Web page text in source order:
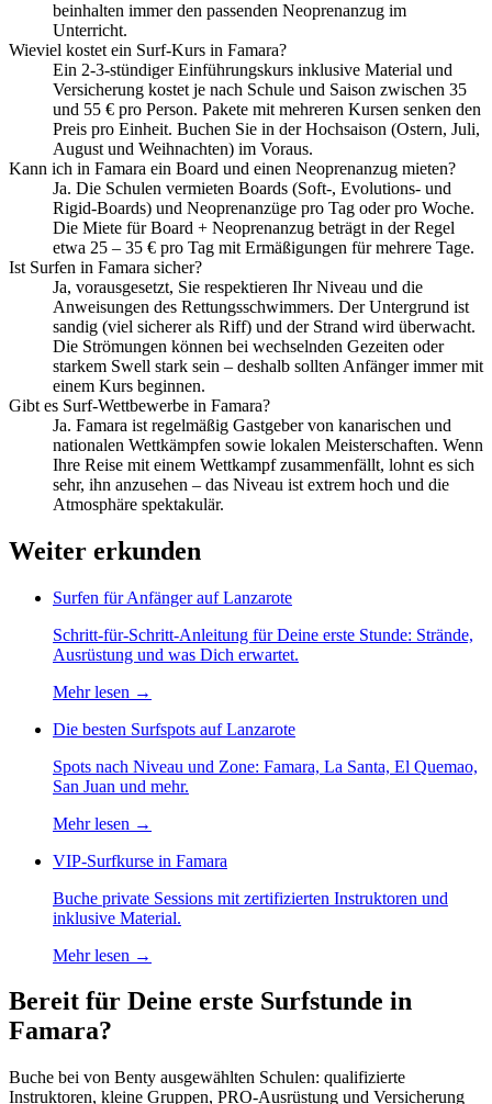
beinhalten immer den passenden Neoprenanzug im
Unterricht.
Wieviel kostet ein Surf-Kurs in Famara?
Ein 2-3-stündiger Einführungskurs inklusive Material und
Versicherung kostet je nach Schule und Saison zwischen 35
und 55 € pro Person. Pakete mit mehreren Kursen senken den
Preis pro Einheit. Buchen Sie in der Hochsaison (Ostern, Juli,
August und Weihnachten) im Voraus.
Kann ich in Famara ein Board und einen Neoprenanzug mieten?
Ja. Die Schulen vermieten Boards (Soft-, Evolutions- und
Rigid-Boards) und Neoprenanzüge pro Tag oder pro Woche.
Die Miete für Board + Neoprenanzug beträgt in der Regel
etwa 25 – 35 € pro Tag mit Ermäßigungen für mehrere Tage.
Ist Surfen in Famara sicher?
Ja, vorausgesetzt, Sie respektieren Ihr Niveau und die
Anweisungen des Rettungsschwimmers. Der Untergrund ist
sandig (viel sicherer als Riff) und der Strand wird überwacht.
Die Strömungen können bei wechselnden Gezeiten oder
starkem Swell stark sein – deshalb sollten Anfänger immer mit
einem Kurs beginnen.
Gibt es Surf-Wettbewerbe in Famara?
Ja. Famara ist regelmäßig Gastgeber von kanarischen und
nationalen Wettkämpfen sowie lokalen Meisterschaften. Wenn
Ihre Reise mit einem Wettkampf zusammenfällt, lohnt es sich
sehr, ihn anzusehen – das Niveau ist extrem hoch und die
Atmosphäre spektakulär.
Weiter erkunden
Surfen für Anfänger auf Lanzarote
Schritt-für-Schritt-Anleitung für Deine erste Stunde: Strände,
Ausrüstung und was Dich erwartet.
Mehr lesen →
Die besten Surfspots auf Lanzarote
Spots nach Niveau und Zone: Famara, La Santa, El Quemao,
San Juan und mehr.
Mehr lesen →
VIP-Surfkurse in Famara
Buche private Sessions mit zertifizierten Instruktoren und
inklusive Material.
Mehr lesen →
Bereit für Deine erste Surfstunde in
Famara?
Buche bei von Benty ausgewählten Schulen: qualifizierte
Instruktoren, kleine Gruppen, PRO-Ausrüstung und Versicherung